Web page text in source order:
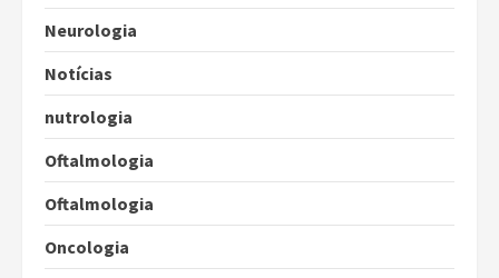
Neurologia
Notícias
nutrologia
Oftalmologia
Oftalmologia
Oncologia